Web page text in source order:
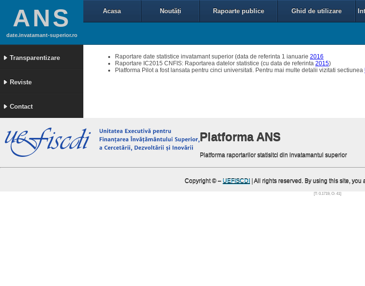
ANS
date.invatamant-superior.ro
Transparentizare
Reviste
Contact
Acasa Noutăți Rapoarte publice Ghid de utilizare
Raportare date statistice invatamant superior (data de referinta 1 ianuarie 2016
Raportare IC2015 CNFIS: Raportarea datelor statistice (cu data de referinta 2015)
Platforma Pilot a fost lansata pentru cinci universitati. Pentru mai multe detalii vizitati sectiunea
Platforma ANS
Platforma raportarilor statisitci din invatamantul superior
Copyright © – UEFISCDI | All rights reserved. By using this site,
[T: 0.1719, O: 41]